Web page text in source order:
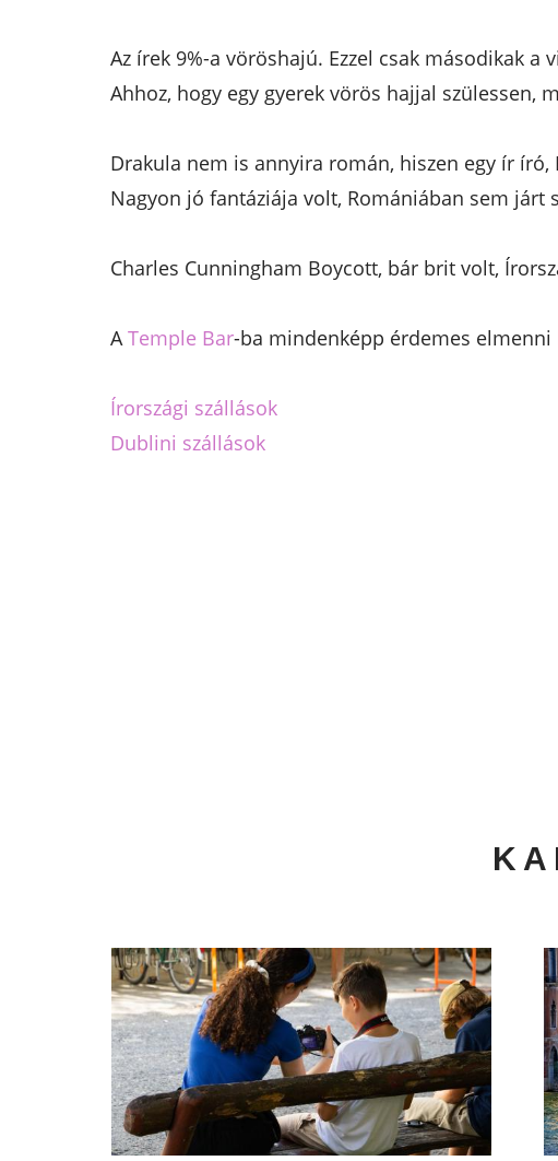
Az írek 9%-a vöröshajú. Ezzel csak másodikak
Ahhoz, hogy egy gyerek vörös hajjal szülessen,
Drakula nem is annyira román, hiszen egy ír
Nagyon jó fantáziája volt, Romániában sem járt
Charles Cunningham Boycott, bár brit volt,
ATemple Bar-ba mindenképp érdemes elmenni
Írországi szállások
Dublini szállások